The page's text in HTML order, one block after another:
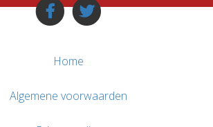
Home
Algemene voorwaarden